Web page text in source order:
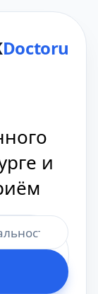
Doctoru
и